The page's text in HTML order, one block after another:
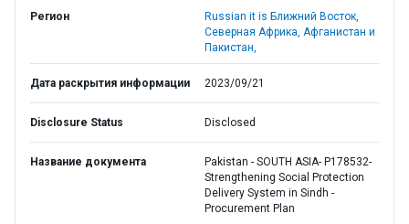
Регион
Russian it is Ближний Восток,
Северная Африка, Афганистан и
Пакистан,
Дата раскрытия информации 2023/09/21
Disclosure Status Disclosed
Название документа
Pakistan - SOUTH ASIA- P178532-
Strengthening Social Protection
Delivery System in Sindh -
Procurement Plan